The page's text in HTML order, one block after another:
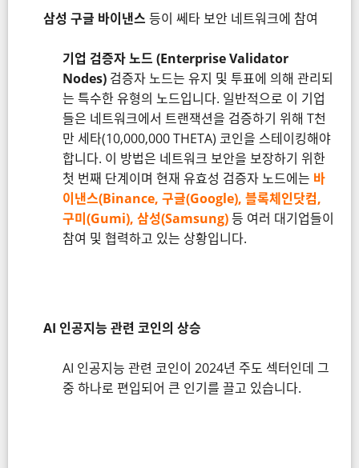
삼성 구글 바이낸스 등이 쎄타 보안 네트워크에 참여
기업 검증자 노드 (Enterprise Validator
Nodes) 검증자 노드는 유지 및 투표에 의해 관리되
는 특수한 유형의 노드입니다. 일반적으로 이 기업
들은 네트워크에서 트랜잭션을 검증하기 위해 T천
만 세타(10,000,000 THETA) 코인을 스테이킹해야
합니다. 이 방법은 네트워크 보안을 보장하기 위한
첫 번째 단계이며 현재 유효성 검증자 노드에는 바
이낸스(Binance, 구글(Google), 블록체인닷컴,
구미(Gumi), 삼성(Samsung)등 여러 대기업들이
참여 및 협력하고 있는 상황입니다.
AI 인공지능 관련 코인의 상승
AI 인공지능 관련 코인이 2024년 주도 섹터인데 그
중 하나로 편입되어 큰 인기를 끌고 있습니다.